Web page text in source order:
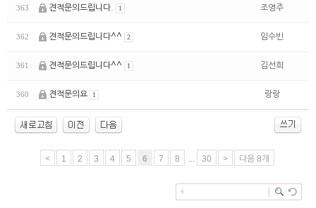
363 견적문의드립니다. 1 조영주
362 견적문의드립니다^^ 2 임수빈
361 견적문의드립니다^^ 1 김선희
360 견적문의요 1 랑랑
< 1 2 3 4 5 6 7 8 ... 30 > 다음 8개